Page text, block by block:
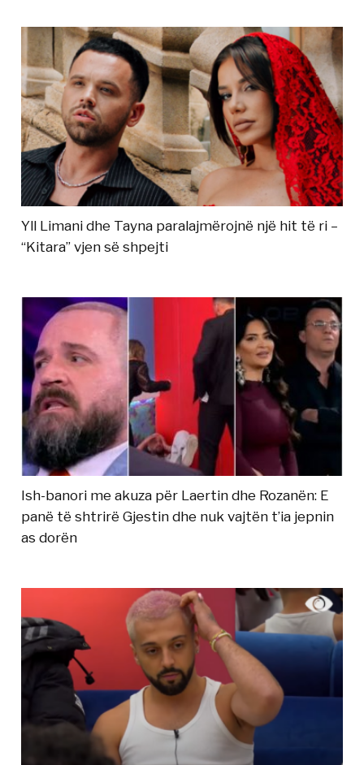
Yll Limani dhe Tayna paralajmërojnë një hit të ri –
“Kitara” vjen së shpejti
Ish-banori me akuza për Laertin dhe Rozanën: E
panë të shtrirë Gjestin dhe nuk vajtën t’ia jepnin
as dorën